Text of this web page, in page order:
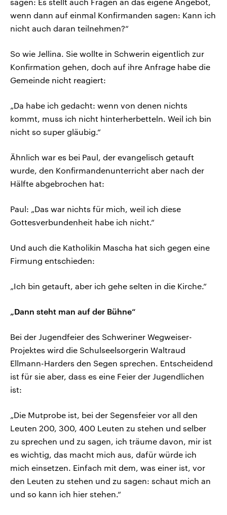
wenn dann auf einmal Konfirmanden sagen: Kann ich
nicht auch daran teilnehmen?“
So wie Jellina. Sie wollte in Schwerin eigentlich zur
Konfirmation gehen, doch auf ihre Anfrage habe die
Gemeinde nicht reagiert:
„Da habe ich gedacht: wenn von denen nichts
kommt, muss ich nicht hinterherbetteln. Weil ich bin
nicht so super gläubig.“
Ähnlich war es bei Paul, der evangelisch getauft
wurde, den Konfirmandenunterricht aber nach der
Hälfte abgebrochen hat:
Paul: „Das war nichts für mich, weil ich diese
Gottesverbundenheit habe ich nicht.“
Und auch die Katholikin Mascha hat sich gegen eine
Firmung entschieden:
„Ich bin getauft, aber ich gehe selten in die Kirche.“
„Dann steht man auf der Bühne“
Bei der Jugendfeier des Schweriner Wegweiser-
Projektes wird die Schulseelsorgerin Waltraud
Ellmann-Harders den Segen sprechen. Entscheidend
ist für sie aber, dass es eine Feier der Jugendlichen
ist:
„Die Mutprobe ist, bei der Segensfeier vor all den
Leuten 200, 300, 400 Leuten zu stehen und selber
zu sprechen und zu sagen, ich träume davon, mir ist
es wichtig, das macht mich aus, dafür würde ich
mich einsetzen. Einfach mit dem, was einer ist, vor
den Leuten zu stehen und zu sagen: schaut mich an
und so kann ich hier stehen.“